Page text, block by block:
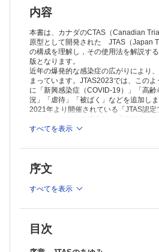
Ⅵ 緊急度判定に必要な技術
Ⅶ 緊急度判定の過程
Column：Rapid Response System と
救急隊の現場トリアージとJTAS
第2章 モジュール2 JTASの適用と成
Ⅰ 学習目標
Ⅱ 学習内容のアウトライン
Ⅲ JTASレベル
Ⅳ 主たる症候リスト
Ⅴ JTASレベルの判定
Ⅶ 緊急度判定
第3章 モジュール3 JTASの適用と小
Ⅰ 学習目標
Ⅱ 学習内容のアウトライン
Ⅳ 成人と小児の緊急度判定の比較
Ⅶ 重症感―小児初期評価の3要素
Ⅷ 主たる症候
Ⅸ 自覚症状の評価
内容
本書は、カナダのCTAS（Canadian
原型として開発された JTAS（Japan
の構成を理解し，その使用法を解説す
版となります。
近年の爆発的な感染症の広がりにより
まっています。JTAS2023では、この
に「新興感染症（COVID-19）」「高
況」「虐待」「被ばく」などを追加しま
2021年より開催されている「JTAS認
コース」について紹介し、「デジタル
及しています。世界的にみても高齢化
とが必要であり、救急医療ならびに幅
すべてを表示
序文
すべてを表示
目次